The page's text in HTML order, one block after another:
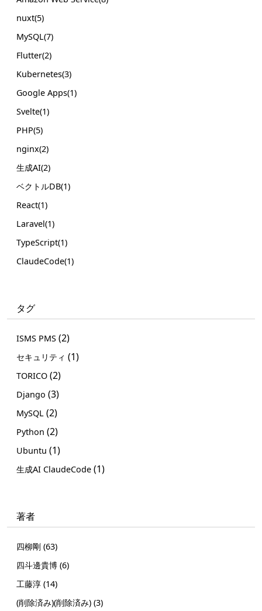
nuxt(5)
MySQL(7)
Flutter(2)
Kubernetes(3)
Google Apps(1)
Svelte(1)
PHP(5)
nginx(2)
生成AI(2)
ベクトルDB(1)
React(1)
Laravel(1)
TypeScript(1)
ClaudeCode(1)
タグ
ISMS PMS (2)
セキュリティ (1)
TORICO (2)
Django (3)
MySQL (2)
Python (2)
Ubuntu (1)
生成AI ClaudeCode (1)
著者
四柳剛 (63)
四斗邊貴博 (6)
工藤淳 (14)
(削除済み)(削除済み) (3)